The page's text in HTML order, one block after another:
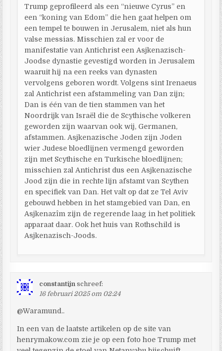
Trump geprofileerd als een “nieuwe Cyrus” en
een “koning van Edom” die hen gaat helpen om
een tempel te bouwen in Jerusalem, niet als hun
valse messias. Misschien zal er voor de
manifestatie van Antichrist een Asjkenazisch-
Joodse dynastie gevestigd worden in Jerusalem
waaruit hij na een reeks van dynasten
vervolgens geboren wordt. Volgens sint Irenaeus
zal Antichrist een afstammeling van Dan zijn;
Dan is één van de tien stammen van het
Noordrijk van Israël die de Scythische volkeren
geworden zijn waarvan ook wij, Germanen,
afstammen. Asjkenazische Joden zijn Joden
wier Judese bloedlijnen vermengd geworden
zijn met Scythische en Turkische bloedlijnen;
misschien zal Antichrist dus een Asjkenazische
Jood zijn die in rechte lijn afstamt van Scythen
en specifiek van Dan. Het valt op dat ze Tel Aviv
gebouwd hebben in het stamgebied van Dan, en
Asjkenazîm zijn de regerende laag in het politiek
apparaat daar. Ook het huis van Rothschild is
Asjkenazisch-Joods.
constantijn schreef:
16 februari 2025 om 02:24
@Waramund..
In een van de laatste artikelen op de site van
henrymakow.com zie je op een foto hoe Trump met